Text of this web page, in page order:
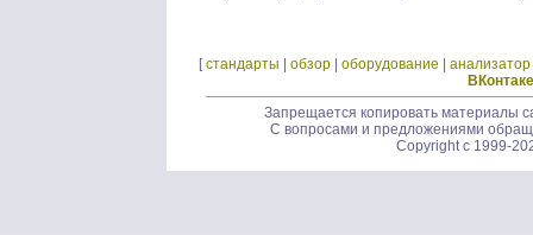
[стандарты обзор оборудование анализатор
ВКонтаке
Запрещается копировать материалы
С вопросами и предложениями
Copyright c 1999-